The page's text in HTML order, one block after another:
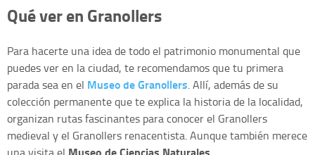
Qué ver en Granollers
Para hacerte una idea de todo el patrimonio monumental que
puedes ver en la ciudad, te recomendamos que tu primera
parada sea en el Museo de Granollers. Allí, además de su
colección permanente que te explica la historia de la localidad,
organizan rutas fascinantes para conocer el Granollers
medieval y el Granollers renacentista. Aunque también merece
Museo de Ciencias Naturales